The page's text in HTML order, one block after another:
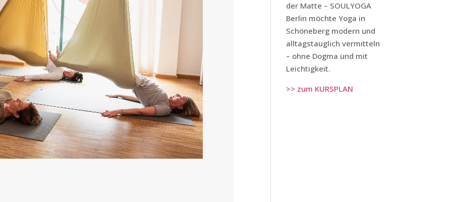
der Matte – SOULYOGA
Berlin möchte Yoga in
Schöneberg modern und
alltagstauglich vermitteln
– ohne Dogma und mit
Leichtigkeit.
>> zum KURSPLAN